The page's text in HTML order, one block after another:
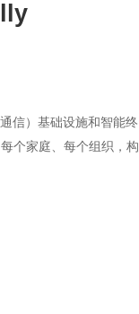
信）基础设施和智能终
个家庭、每个组织，构